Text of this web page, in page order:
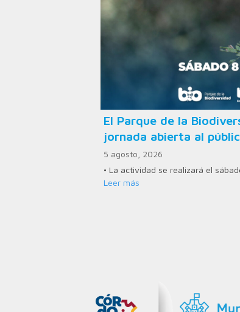
El Parque de la
jornada abierta al
5 agosto, 2026
• La actividad se realizará el
Leer más